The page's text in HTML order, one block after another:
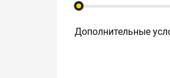
Дополнительные